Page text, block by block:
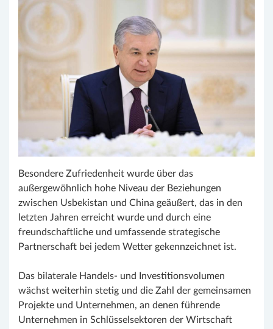
Besondere Zufriedenheit wurde über das
außergewöhnlich hohe Niveau der Beziehungen
zwischen Usbekistan und China geäußert, das in den
letzten Jahren erreicht wurde und durch eine
freundschaftliche und umfassende strategische
Partnerschaft bei jedem Wetter gekennzeichnet ist.
Das bilaterale Handels- und Investitionsvolumen
wächst weiterhin stetig und die Zahl der gemeinsamen
Projekte und Unternehmen, an denen führende
Unternehmen in Schlüsselsektoren der Wirtschaft